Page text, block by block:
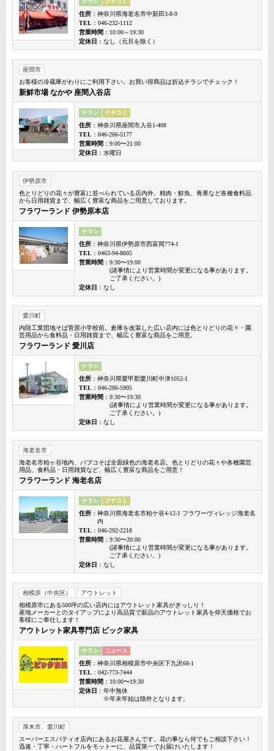
チラシ クチコミ
住所 ：神奈川県海老名市中新田3-8-9
TEL ：046-232-1112
営業時間 ：10:00～19:30
定休日 ：なし（元旦を除く）
座間市
お客様の冷蔵庫がわりにご利用下さい。お買い得商品は折込チラシでチェック！
新鮮市場 なかや 座間入谷店
チラシ クチコミ
住所 ：神奈川県座間市入谷1-408
TEL ：046-266-5177
営業時間 ：9:00〜21:00
定休日 ：水曜日
伊勢原市
色とりどりの花々が豊富に並べられている店内外。精肉・鮮魚、青果など各種食料品
から日用雑貨まで、幅広く豊富な商品をご用意しております。
フラワーランド 伊勢原本店
チラシ
住所 ：神奈川県伊勢原市西富岡774-1
TEL ：0463-94-8605
営業時間 ：9:30〜19:00
(諸事情により営業時間が変更になる事があります。
ご了承ください。)
定休日 ：なし
愛川町
内陸工業団地そば菅原小学校前。倉庫を改装した広い店内には色とりどりの花々・園
芸用品から食料品・日用雑貨まで、幅広く豊富な商品をご用意。
フラワーランド 愛川店
チラシ
住所 ：神奈川県愛甲郡愛川町中津1052-1
TEL ：046-286-5905
営業時間 ：9:30〜19:30
(諸事情により営業時間が変更になる事があります。
ご了承ください。)
定休日 ：なし
海老名市
海老名市柏ヶ谷地内、パブコそば全面緑色の海老名店。色とりどりの花々や各種園芸
用品、食料品・日用雑貨など、幅広く豊富な商品をご用意！
フラワーランド 海老名店
チラシ クチコミ
住所 ：神奈川県海老名市柏ケ谷4-12-1 フラワーヴィレッジ海老名
内
TEL ：046-292-2218
営業時間 ：9:30〜20:00
(諸事情により営業時間が変更になる事があります。
ご了承ください。)
定休日 ：なし
相模原（中央区）
アウトレット
相模原市にある500坪の広い店内にはアウトレット家具がぎっしり！
産地メーカーとのタイアップにより高品質で新品のアウトレット家具を仰天価格でお
客様にご奉仕します！
アウトレット家具専門店 ビック家具
チラシ ニュース
住所 ：神奈川県相模原市中央区下九沢68-1
TEL ：042-773-7444
営業時間 ：10:00〜19:30
定休日 ：年中無休
※年末年始は除外となります。
厚木市、愛川町
スーパーエスパティオ店内にあるお花屋さんです。花の事なら何でもご相談下さい！
迅速・丁寧・ハートフルをモットーに、品質第一でお届けいたします！